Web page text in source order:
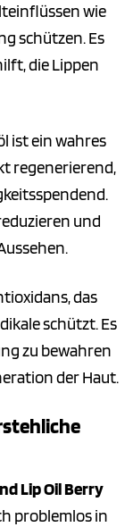
wie
schützen. Es
die Lippen
ist ein wahres
regenerierend,
und
das
schützt. Es
zu bewahren
der Haut.
Lip Oil Berry
problemlos in